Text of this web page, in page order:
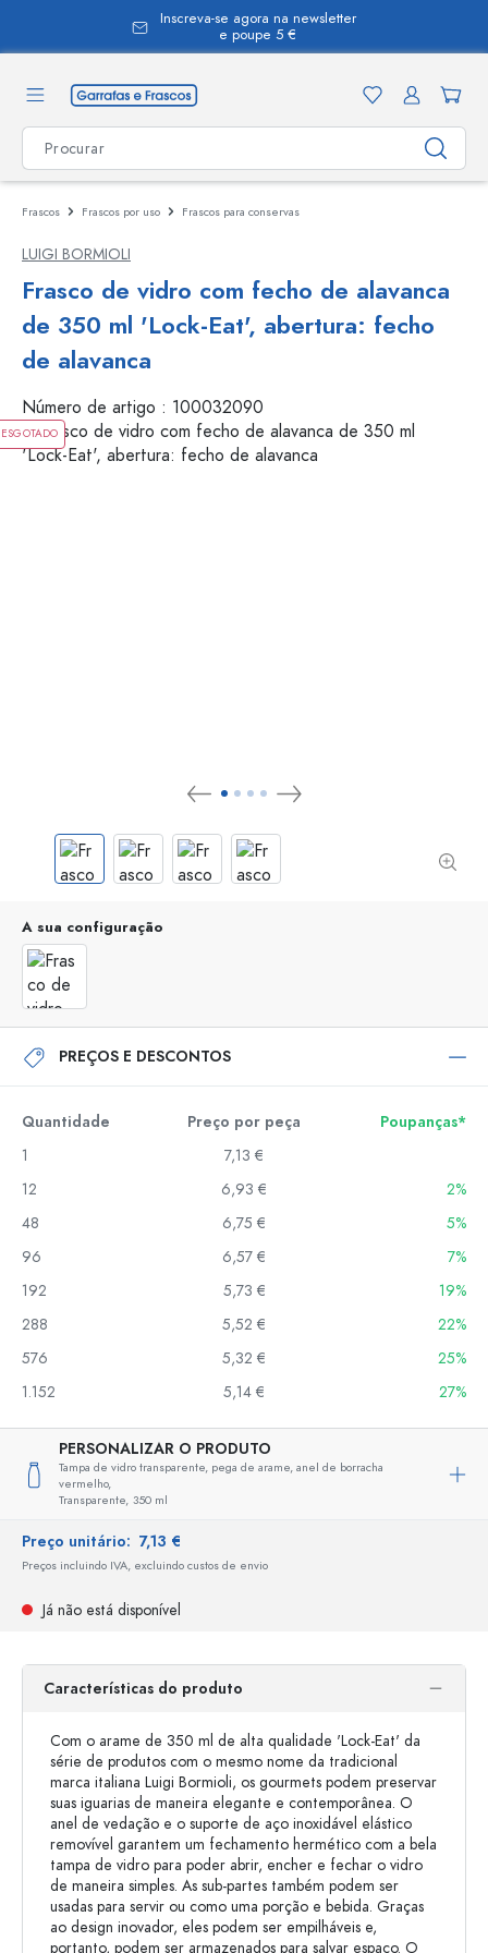
Inscreva-se agora na newsletter
e poupe 5 €
Frascos Frascos por uso Frascos para conservas
LUIGI BORMIOLI
Frasco de vidro com fecho de alavanca
de 350 ml 'Lock-Eat', abertura: fecho
de alavanca
Número de artigo : 100032090
ESGOTADO
A sua configuração
PREÇOS E DESCONTOS
Quantidade Preço por peça
Poupanças*
1
7,13 €
12
6,93 €
2%
48
6,75 €
5%
96
6,57 €
7%
192
5,73 €
19%
288
5,52 €
22%
576
5,32 €
25%
1.152
5,14 € 27%
PERSONALIZAR O PRODUTO
Tampa de vidro transparente, pega de arame, anel de borracha
vermelho,
Transparente, 350 ml
Preço unitário: 7,13 €
Preços incluindo IVA, excluindo custos de envio
Já não está disponível
Características do produto
Com o arame de 350 ml de alta qualidade 'Lock-Eat' da
série de produtos com o mesmo nome da tradicional
marca italiana Luigi Bormioli, os gourmets podem preservar
suas iguarias de maneira elegante e contemporânea. O
anel de vedação e o suporte de aço inoxidável elástico
removível garantem um fechamento hermético com a bela
tampa de vidro para poder abrir, encher e fechar o vidro
de maneira simples. As sub-partes também podem ser
usadas para servir ou como uma porção e bebida. Graças
ao design inovador, eles podem ser empilháveis ​​e,
portanto, podem ser armazenados para salvar espaço. O